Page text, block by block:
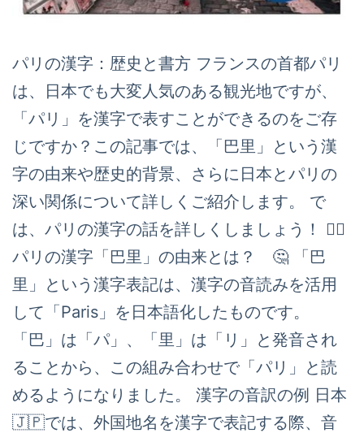
パリの漢字：歴史と書方 フランスの首都パリ
は、日本でも大変人気のある観光地ですが、
「パリ」を漢字で表すことができるのをご存
じですか？この記事では、「巴里」という漢
字の由来や歴史的背景、さらに日本とパリの
深い関係について詳しくご紹介します。 で
は、パリの漢字の話を詳しくしましょう！ 🙆‍♀️
パリの漢字「巴里」の由来とは？ 🤔 「巴
里」という漢字表記は、漢字の音読みを活用
して「Paris」を日本語化したものです。
「巴」は「パ」、「里」は「リ」と発音され
ることから、この組み合わせで「パリ」と読
めるようになりました。 漢字の音訳の例 日本
🇯🇵では、外国地名を漢字で表記する際、音